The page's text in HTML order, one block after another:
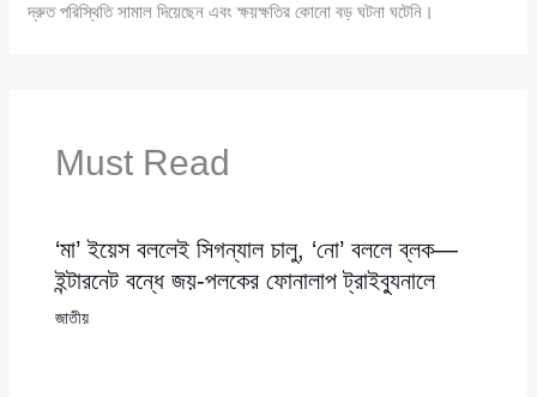
দ্রুত পরিস্থিতি সামাল দিয়েছেন এবং ক্ষয়ক্ষতির কোনো বড় ঘটনা ঘটেনি।
Must Read
‘মা’ ইয়েস বললেই সিগন্যাল চালু, ‘নো’ বললে ব্লক—
ইন্টারনেট বন্ধে জয়-পলকের ফোনালাপ ট্রাইব্যুনালে
জাতীয়